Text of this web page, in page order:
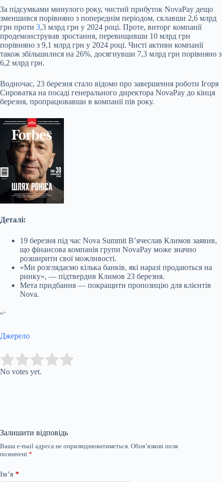
За підсумками минулого року, чистий прибуток NovaPay дещо
зменшився порівняно з попереднім періодом, склавши 2,6 млрд
грн проти 3,3 млрд грн у 2024 році. Проте, виторг компанії
продемонстрував зростання, перевищивши 10 млрд грн
порівняно з 9,1 млрд грн у 2024 році. Чисті активи компанії
також збільшилися на 26%, досягнувши 7,3 млрд грн порівняно з
6,2 млрд грн.
Водночас, 23 березня стало відомо про завершення роботи Ігоря
Сироватка на посаді генерального директора NovaPay до кінця
березня, пропрацювавши в компанії пів року.
Деталі:
19 березня під час Nova Summit В’ячеслав Климов заявив,
що фінансова компанія групи NovaPay може значно
розширити свої можливості.
«Ми розглядаємо кілька банків, які наразі продаються на
ринку», — підтвердив Климов 23 березня.
Мета придбання — покращити пропозицію для клієнтів
Nova.
“`
Джерело
Rate this item:
No votes yet.
Залишити відповідь
Ваша e-mail адреса не оприлюднюватиметься. Обов’язкові поля
позначені *
Ім’я *